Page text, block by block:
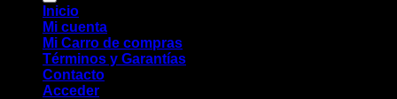
Inicio
Mi cuenta
Mi Carro de compras
Términos y Garantías
Contacto
Acceder